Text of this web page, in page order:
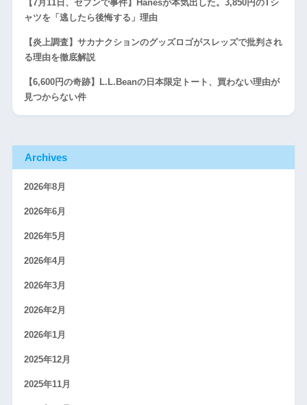
【7月11日、セブンで事件】Hanesが本気出した。3,850円のTシ
ャツを「逃したら後悔する」理由
【炎上調査】サカナクションのグッズロゴがスレッズで批判され
る理由を徹底解説
【6,600円の奇跡】L.L.Beanの日本限定トート、買わない理由が
見つからない件
Archives
2026年8月
2026年6月
2026年5月
2026年4月
2026年3月
2026年2月
2026年1月
2025年12月
2025年11月